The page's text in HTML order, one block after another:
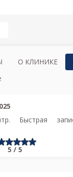
О КЛИНИКЕ
Быстрая
5 / 5